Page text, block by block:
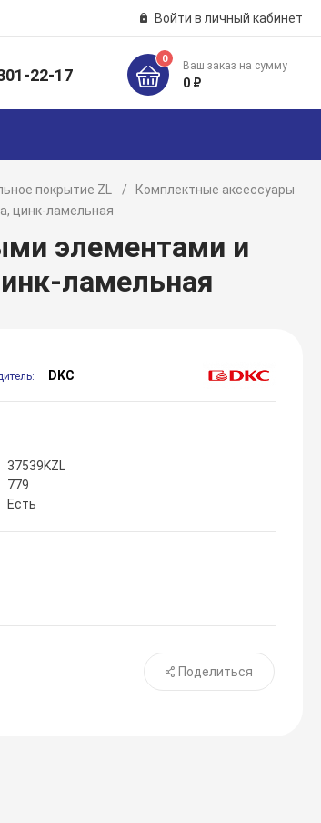
Войти в личный кабинет
22-17
0
Ваш заказ на сумму
0 ₽
покрытие ZL
Комплектные аксессуары
цинк-ламельная
элементами и
ламельная
DKC
37539KZL
779
Есть
Поделиться